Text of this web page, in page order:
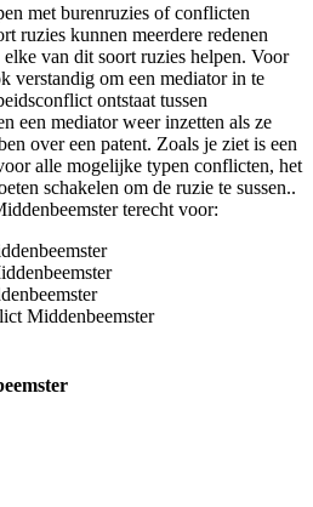
met burenruzies of conflicten
ruzies kunnen meerdere redenen
van dit soort ruzies helpen. Voor
verstandig om een mediator in te
ontstaat tussen
een mediator weer inzetten als ze
over een patent. Zoals je ziet is een
alle mogelijke typen conflicten, het
schakelen om de ruzie te sussen..
terecht voor:
Middenbeemster